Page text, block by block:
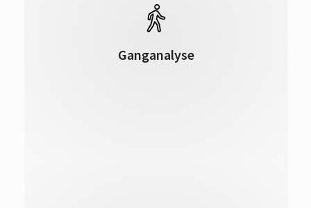
Ganganalyse
Het kijken naar de afwikkeling tijdens het
lopen, waarbij de beweging van de voet
heupen en romp wordt beoordeeld.